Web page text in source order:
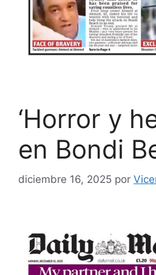
‘Horror y
en Bondi
diciembre 16, 2025 por